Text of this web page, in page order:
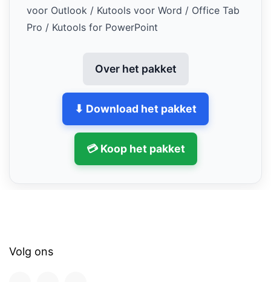
voor Outlook / Kutools voor Word / Office Tab
Pro / Kutools for PowerPoint
Over het pakket
⬇ Download het pakket
💳 Koop het pakket
Volg ons